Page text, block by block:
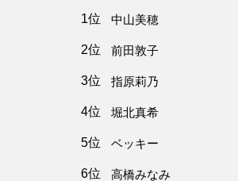
1位 中山美穂
2位 前田敦子
3位 指原莉乃
4位 堀北真希
5位 ベッキー
6位 高橋みなみ